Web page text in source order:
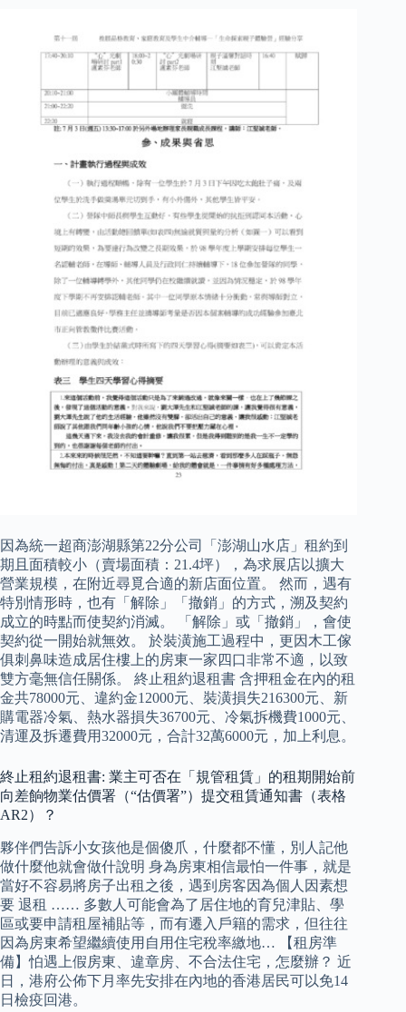
因為統一超商澎湖縣第22分公司「澎湖山水店」租約到
期且面積較小（賣場面積：21.4坪），為求展店以擴大
營業規模，在附近尋覓合適的新店面位置。 然而，遇有
特別情形時，也有「解除」「撤銷」的方式，溯及契約
成立的時點而使契約消滅。 「解除」或「撤銷」，會使
契約從一開始就無效。 於裝潢施工過程中，更因木工傢
俱刺鼻味造成居住樓上的房東一家四口非常不適，以致
雙方毫無信任關係。 終止租約退租書 含押租金在內的租
金共78000元、違約金12000元、裝潢損失216300元、新
購電器冷氣、熱水器損失36700元、冷氣拆機費1000元、
清運及拆遷費用32000元，合計32萬6000元，加上利息。
終止租約退租書: 業主可否在「規管租賃」的租期開始前
向差餉物業估價署（“估價署”）提交租賃通知書（表格
AR2）？
夥伴們告訴小女孩他是個傻爪，什麼都不懂，別人記他
做什麼他就會做什說明 身為房東相信最怕一件事，就是
當好不容易將房子出租之後，遇到房客因為個人因素想
要 退租 …… 多數人可能會為了居住地的育兒津貼、學
區或要申請租屋補貼等，而有遷入戶籍的需求，但往往
因為房東希望繼續使用自用住宅稅率繳地… 【租房準
備】怕遇上假房東、違章房、不合法住宅，怎麼辦？ 近
日，港府公佈下月率先安排在內地的香港居民可以免14
日檢疫回港。